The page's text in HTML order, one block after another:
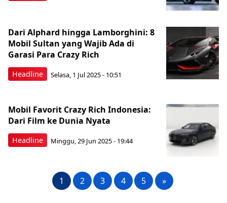
Headline
Dari Alphard hingga Lamborghini: 8
Mobil Sultan yang Wajib Ada di
Garasi Para Crazy Rich
Selasa, 1 Jul 2025 - 10:51
Headline
Mobil Favorit Crazy Rich Indonesia:
Dari Film ke Dunia Nyata
Minggu, 29 Jun 2025 - 19:44
1 2 3 4 5 »